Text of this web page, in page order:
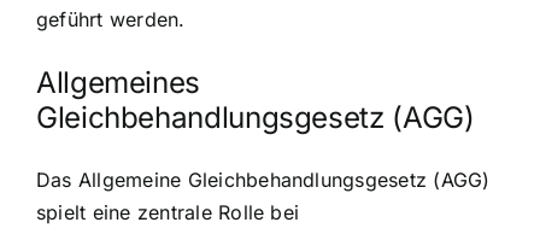
geführt werden.
Allgemeines
Gleichbehandlungsgesetz (AGG)
Das Allgemeine Gleichbehandlungsgesetz (AGG)
spielt eine zentrale Rolle bei